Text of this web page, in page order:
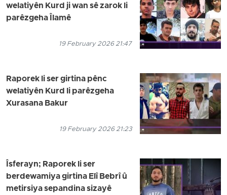
welatiyên Kurd ji wan sê zarok li
parêzgeha Îlamê
19 February 2026 21:47
Raporek li ser girtina pênc
welatiyên Kurd li parêzgeha
Xurasana Bakur
19 February 2026 21:23
Îsferayn; Raporek li ser
berdewamiya girtina Elî Bebrî û
metirsiya sepandina sizayê